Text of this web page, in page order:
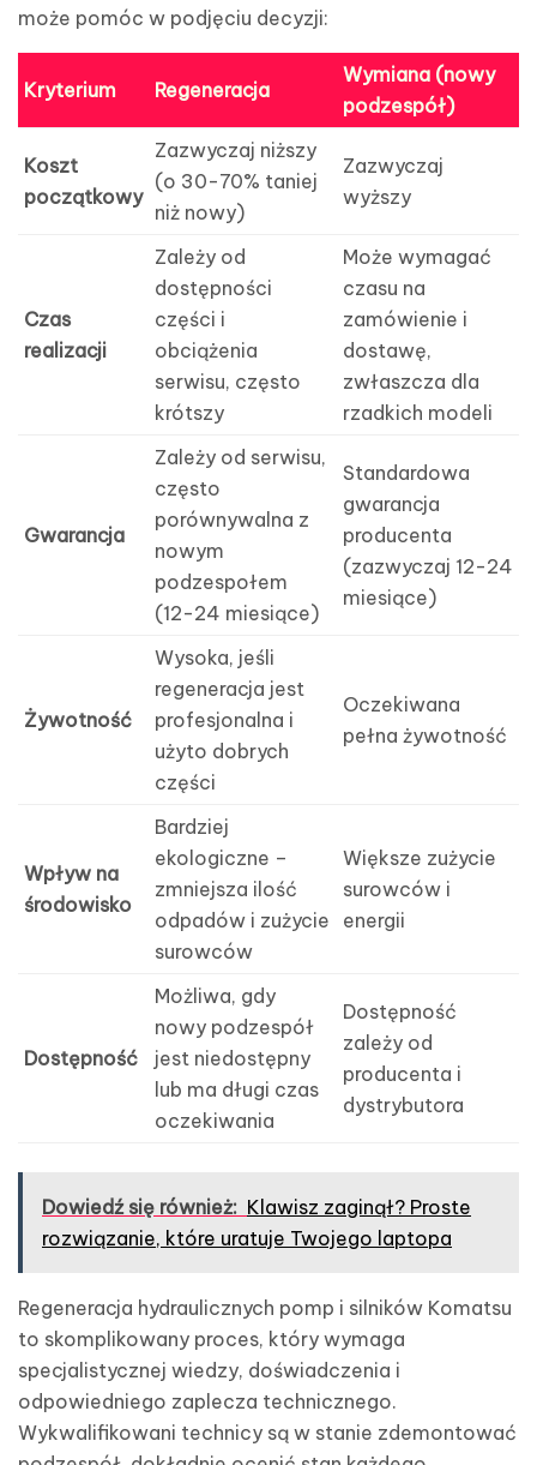
może pomóc w podjęciu decyzji:
Kryterium Regeneracja
Wymiana (nowy
podzespół)
Koszt
początkowy
Zazwyczaj niższy
(o 30-70% taniej
niż nowy)
Zazwyczaj
wyższy
Czas
realizacji
Zależy od
dostępności
części i
obciążenia
serwisu, często
krótszy
Może wymagać
czasu na
zamówienie i
dostawę,
zwłaszcza dla
rzadkich modeli
Gwarancja
Zależy od serwisu,
często
porównywalna z
nowym
podzespołem
(12-24 miesiące)
Standardowa
gwarancja
producenta
(zazwyczaj 12-24
miesiące)
Żywotność
Wysoka, jeśli
regeneracja jest
profesjonalna i
użyto dobrych
części
Oczekiwana
pełna żywotność
Wpływ na
środowisko
Bardziej
ekologiczne –
zmniejsza ilość
odpadów i zużycie
surowców
Większe zużycie
surowców i
energii
Dostępność
Możliwa, gdy
nowy podzespół
jest niedostępny
lub ma długi czas
oczekiwania
Dostępność
zależy od
producenta i
dystrybutora
Dowiedź się również: Klawisz zaginął? Proste
rozwiązanie, które uratuje Twojego laptopa
Regeneracja hydraulicznych pomp i silników Komatsu
to skomplikowany proces, który wymaga
specjalistycznej wiedzy, doświadczenia i
odpowiedniego zaplecza technicznego.
Wykwalifikowani technicy są w stanie zdemontować